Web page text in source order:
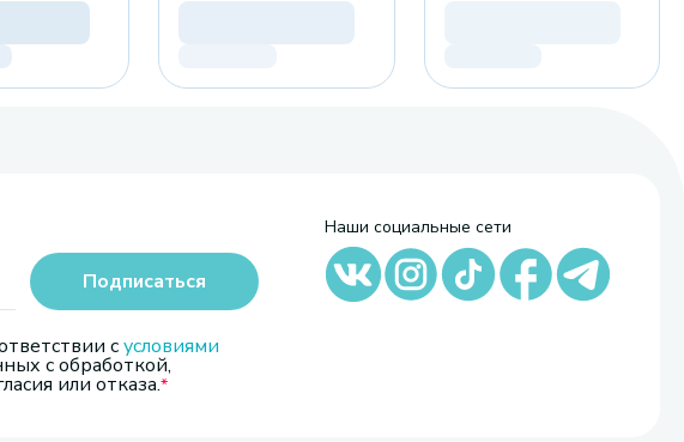
сусловиями
с обработкой,
или отказа.
Подписаться
Наши социальные сети